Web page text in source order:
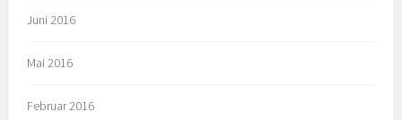
Juni 2016
Mai 2016
Februar 2016